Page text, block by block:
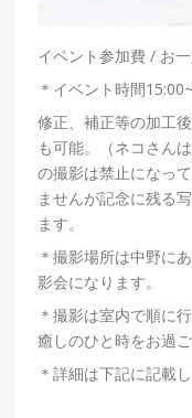
イベント参加費 / お
＊イベント時間
修正、補正等の加工
も可能。（ネコさん
の撮影は禁止になっ
ませんが記念に残る
ます。
＊撮影場所は中野に
影会になります。
＊撮影は室内で順に
癒しのひと時をお過ご
＊詳細は下記に記載し